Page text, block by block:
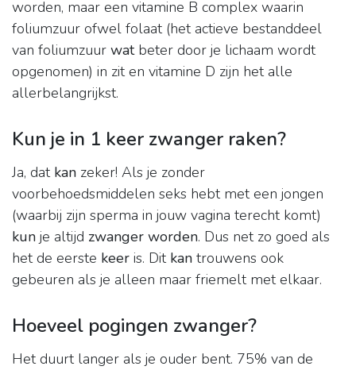
worden, maar een vitamine B complex waarin
foliumzuur ofwel folaat (het actieve bestanddeel
van foliumzuur watbeter door je lichaam wordt
opgenomen) in zit en vitamine D zijn het alle
allerbelangrijkst.
Kun je in 1 keer zwanger raken?
Ja, dat kan zeker! Als je zonder
voorbehoedsmiddelen seks hebt met een jongen
(waarbij zijn sperma in jouw vagina terecht komt)
kun je altijd zwanger worden. Dus net zo goed als
het de eerste keer is. Dit kan trouwens ook
gebeuren als je alleen maar friemelt met elkaar.
Hoeveel pogingen zwanger?
Het duurt langer als je ouder bent. 75% van de